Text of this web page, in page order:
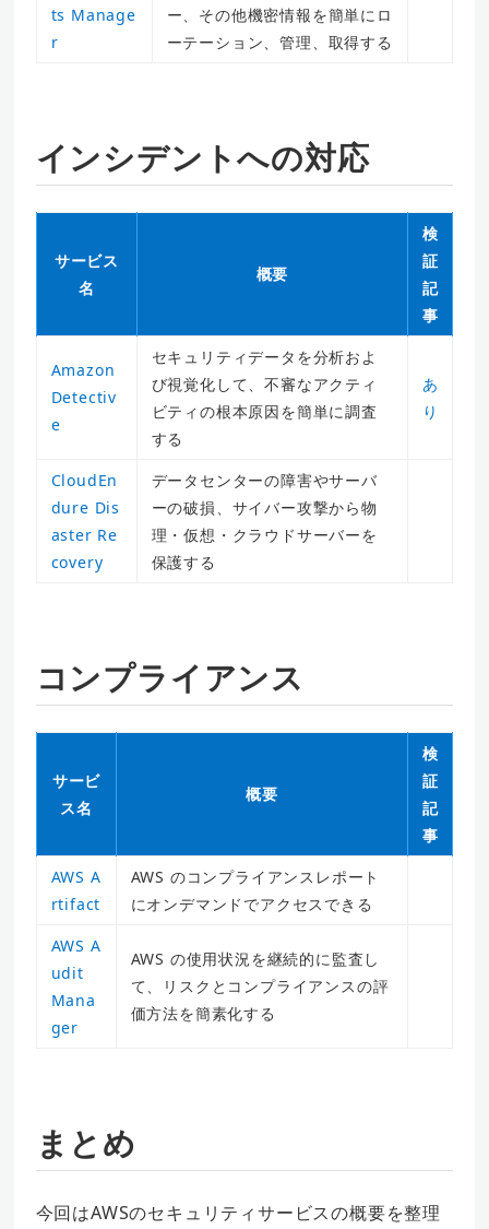
ts Manage
r
ー、その他機密情報を簡単にロ
ーテーション、管理、取得する
インシデントへの対応
サービス
名
概要
検
証
記
事
Amazon
Detectiv
e
セキュリティデータを分析およ
び視覚化して、不審なアクティ
ビティの根本原因を簡単に調査
する
あ
り
CloudEn
dure Dis
aster Re
covery
データセンターの障害やサーバ
ーの破損、サイバー攻撃から物
理・仮想・クラウドサーバーを
保護する
コンプライアンス
サービ
ス名
概要
検
証
記
事
AWS A
rtifact
AWS のコンプライアンスレポート
にオンデマンドでアクセスできる
AWS A
udit
Mana
ger
AWS の使用状況を継続的に監査し
て、リスクとコンプライアンスの評
価方法を簡素化する
まとめ
今回はAWSのセキュリティサービスの概要を整理